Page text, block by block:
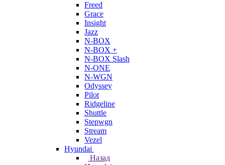
Freed
Grace
Insight
Jazz
N-BOX
N-BOX +
N-BOX Slash
N-ONE
N-WGN
Odyssey
Pilot
Ridgeline
Shuttle
Stepwgn
Stream
Vezel
Hyundai
Назад